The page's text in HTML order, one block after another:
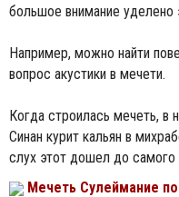
большое внимание уделено
Например, можно найти
вопрос акустики в мечети.
Когда строилась мечеть, в
Синан курит кальян в
cлух этот дошел до самого
Мечеть Сулеймание